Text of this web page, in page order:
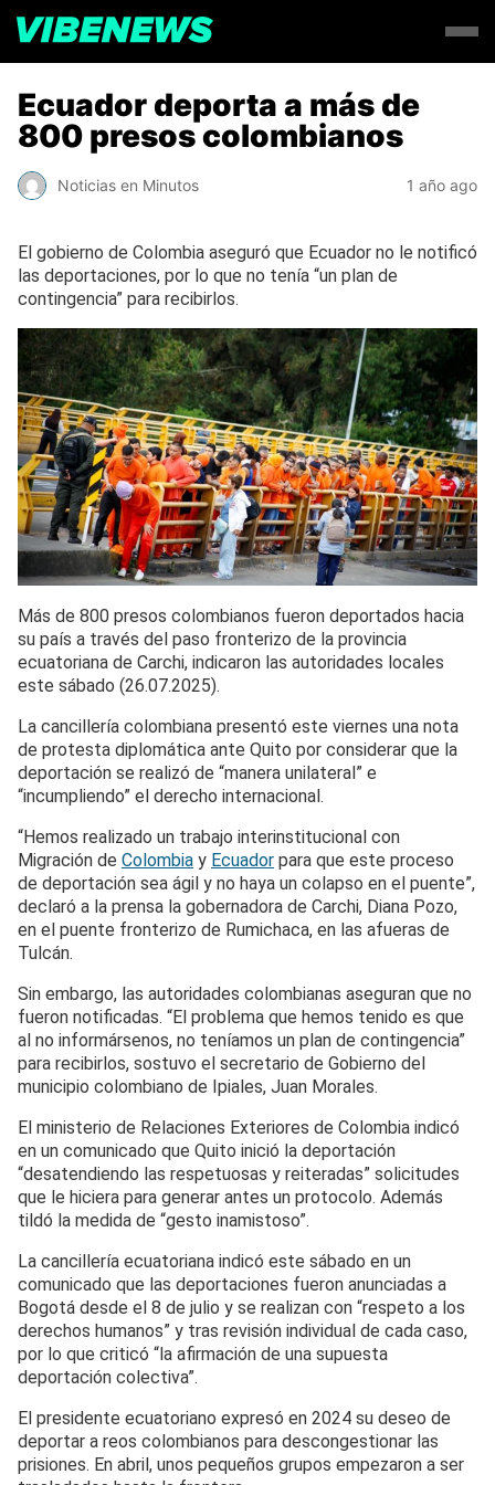
Ecuador deporta a más de
800 presos colombianos
Noticias en Minutos 1 año ago
El gobierno de Colombia aseguró que Ecuador no le notificó
las deportaciones, por lo que no tenía “un plan de
contingencia” para recibirlos.
Más de 800 presos colombianos fueron deportados hacia
su país a través del paso fronterizo de la provincia
ecuatoriana de Carchi, indicaron las autoridades locales
este sábado (26.07.2025).
La cancillería colombiana presentó este viernes una nota
de protesta diplomática ante Quito por considerar que la
deportación se realizó de “manera unilateral” e
“incumpliendo” el derecho internacional.
“Hemos realizado un trabajo interinstitucional con
Migración de Colombia y Ecuador para que este proceso
de deportación sea ágil y no haya un colapso en el puente”,
declaró a la prensa la gobernadora de Carchi, Diana Pozo,
en el puente fronterizo de Rumichaca, en las afueras de
Tulcán.
Sin embargo, las autoridades colombianas aseguran que no
fueron notificadas. “El problema que hemos tenido es que
al no informársenos, no teníamos un plan de contingencia”
para recibirlos, sostuvo el secretario de Gobierno del
municipio colombiano de Ipiales, Juan Morales.
El ministerio de Relaciones Exteriores de Colombia indicó
en un comunicado que Quito inició la deportación
“desatendiendo las respetuosas y reiteradas” solicitudes
que le hiciera para generar antes un protocolo. Además
tildó la medida de “gesto inamistoso”.
La cancillería ecuatoriana indicó este sábado en un
comunicado que las deportaciones fueron anunciadas a
Bogotá desde el 8 de julio y se realizan con “respeto a los
derechos humanos” y tras revisión individual de cada caso,
por lo que criticó “la afirmación de una supuesta
deportación colectiva”.
El presidente ecuatoriano expresó en 2024 su deseo de
deportar a reos colombianos para descongestionar las
prisiones. En abril, unos pequeños grupos empezaron a ser